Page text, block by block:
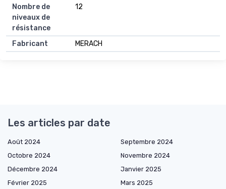
Nombre de
niveaux de
résistance
12
Fabricant MERACH
Les articles par date
Août 2024
Septembre 2024
Octobre 2024
Novembre 2024
Décembre 2024
Janvier 2025
Février 2025
Mars 2025